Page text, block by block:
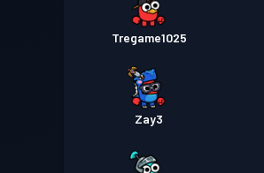
Tregame1025
Zay3